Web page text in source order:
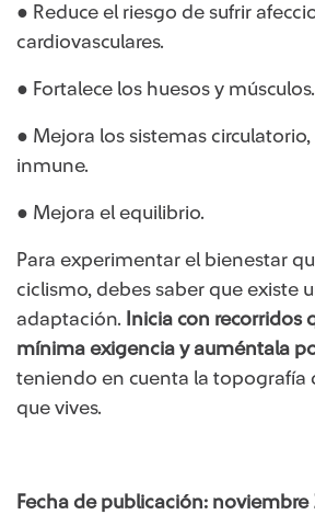
● Reduce el riesgo de sufrir
cardiovasculares.
● Fortalece los huesos y músculos.
● Mejora los sistemas
inmune.
● Mejora el equilibrio.
Para experimentar el bienestar
ciclismo, debes saber que existe
adaptación.
Inicia con recorridos
mínima exigencia y auméntala
teniendo en cuenta la topografía
que vives.
Fecha de publicación: